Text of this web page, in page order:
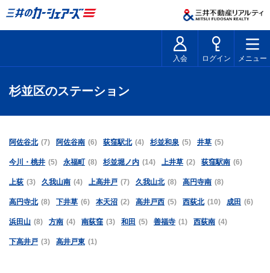
入会 ログイン メニュー
杉並区のステーション
阿佐谷北 (7) 阿佐谷南 (6) 荻窪駅北 (4) 杉並和泉 (5) 井草 (5)
今川・桃井 (5) 永福町 (8) 杉並堀ノ内 (14) 上井草 (2) 荻窪駅南 (6)
上荻 (3) 久我山南 (4) 上高井戸 (7) 久我山北 (8) 高円寺南 (8)
高円寺北 (8) 下井草 (6) 本天沼 (2) 高井戸西 (5) 西荻北 (10) 成田 (6)
浜田山 (8) 方南 (4) 南荻窪 (3) 和田 (5) 善福寺 (1) 西荻南 (4)
下高井戸 (3) 高井戸東 (1)